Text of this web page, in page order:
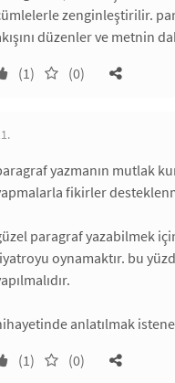
zenginleştirilir.
düzenler ve metnin
(1)
(0)
yazmanın mutlak
fikirler
paragraf yazabilmek
oynamaktır. bu
anlatılmak
(1)
(0)